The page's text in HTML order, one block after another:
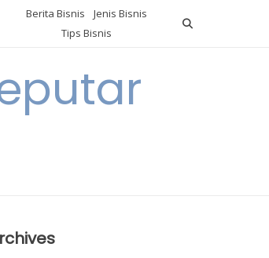
Berita Bisnis
Jenis Bisnis
Tips Bisnis